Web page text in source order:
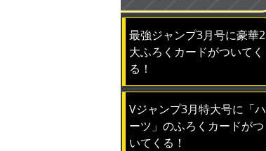
最強ジャンプ3月号に豪華2
大ふろくカードがついてく
る！
Vジャンプ3月特大号に「ハ
ーツ」のふろくカードがつ
いてくる！